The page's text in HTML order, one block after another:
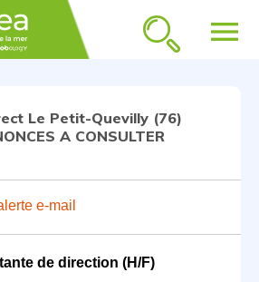
menu
Le Petit-Quevilly (76)
A CONSULTER
e-mail
de direction (H/F)